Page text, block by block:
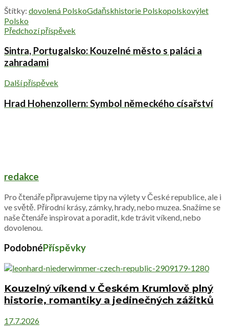
Štítky: dovolená PolskoGdaňskhistorie Polskopolskovýlet
Polsko
Předchozí příspěvek
Sintra, Portugalsko: Kouzelné město s paláci a
zahradami
Další příspěvek
Hrad Hohenzollern: Symbol německého císařství
redakce
Pro čtenáře připravujeme tipy na výlety v České republice, ale i
ve světě. Přírodní krásy, zámky, hrady, nebo muzea. Snažíme se
naše čtenáře inspirovat a poradit, kde trávit víkend, nebo
dovolenou.
PodobnéPříspěvky
Kouzelný víkend v Českém Krumlově plný
historie, romantiky a jedinečných zážitků
17.7.2026